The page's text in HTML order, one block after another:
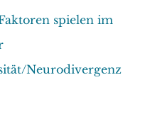
spielen im
Neurodivergenz